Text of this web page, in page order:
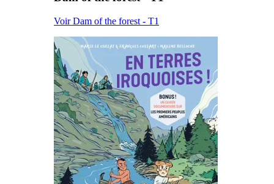
Voir Dam of the forest - T1